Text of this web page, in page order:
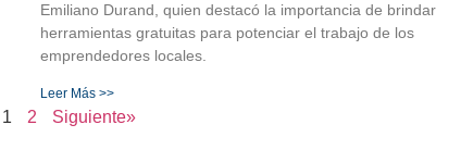
Emiliano Durand, quien destacó la importancia de brindar
herramientas gratuitas para potenciar el trabajo de los
emprendedores locales.
Leer Más >>
1 2 Siguiente»